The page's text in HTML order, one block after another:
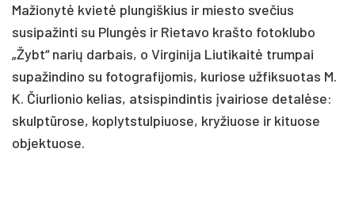
Mažionytė kvietė plungiškius ir miesto svečius
susipažinti su Plungės ir Rietavo krašto fotoklubo
„Žybt“ narių darbais, o Virginija Liutikaitė trumpai
supažindino su fotografijomis, kuriose užfiksuotas M.
K. Čiurlionio kelias, atsispindintis įvairiose detalėse:
skulptūrose, koplytstulpiuose, kryžiuose ir kituose
objektuose.